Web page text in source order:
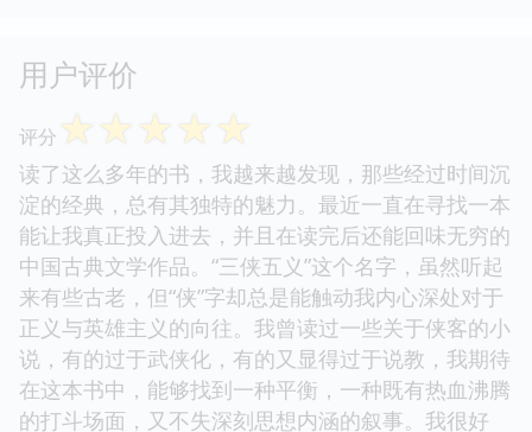
用户评价
评分 ☆☆☆☆☆
读了这么多年的书，我越来越发现，那些经过时间沉
淀的经典，总有其独特的魅力。最近一直在寻找一本
能让我真正投入进去，并且在读完后还能回味无穷的
中国古典文学作品。“三侠五义”这个名字，虽然听起
来有些古老，但“侠”字却总是能触动我内心深处对于
正义与英雄主义的向往。我曾读过一些关于侠客的小
说，有的过于武侠化，有的又显得过于说教，我期待
在这本书中，能够找到一种平衡，一种既有热血沸腾
的打斗场面，又不失深刻思想内涵的叙事。我很好